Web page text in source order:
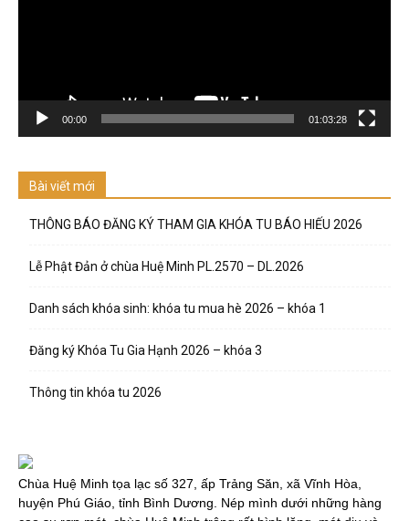
00:00 01:03:28
Bài viết mới
THÔNG BÁO ĐĂNG KÝ THAM GIA KHÓA TU BÁO HIẾU 2026
Lễ Phật Đản ở chùa Huệ Minh PL.2570 – DL.2026
Danh sách khóa sinh: khóa tu mua hè 2026 – khóa 1
Đăng ký Khóa Tu Gia Hạnh 2026 – khóa 3
Thông tin khóa tu 2026
Chùa Huệ Minh tọa lạc số 327, ấp Trảng Săn, xã Vĩnh Hòa,
huyện Phú Giáo, tỉnh Bình Dương. Nép mình dưới những hàng